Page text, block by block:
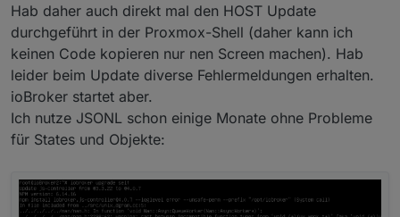
Hab daher auch direkt mal den HOST Update
durchgeführt in der Proxmox-Shell (daher kann ich
keinen Code kopieren nur nen Screen machen). Hab
leider beim Update diverse Fehlermeldungen erhalten.
ioBroker startet aber.
Ich nutze JSONL schon einige Monate ohne Probleme
für States und Objekte: